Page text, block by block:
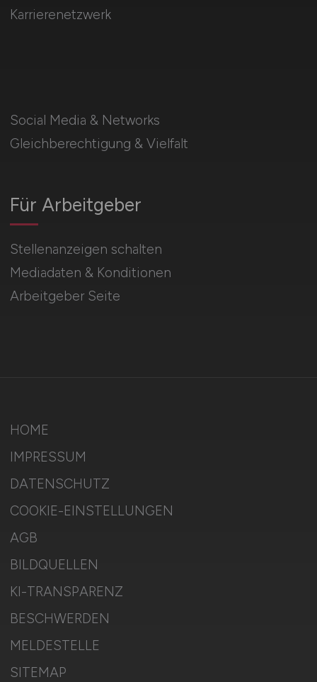
Social Media & Networks
Gleichberechtigung & Vielfalt
Für Arbeitgeber
Stellenanzeigen schalten
Mediadaten & Konditionen
Arbeitgeber Seite
Karrierenetzwerk
HOME
IMPRESSUM
DATENSCHUTZ
COOKIE-EINSTELLUNGEN
AGB
BILDQUELLEN
KI-TRANSPARENZ
BESCHWERDEN
MELDESTELLE
SITEMAP